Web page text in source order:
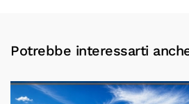
Potrebbe interessarti